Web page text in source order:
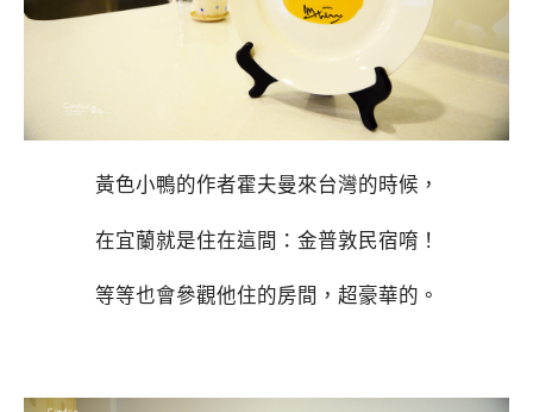
黃色小鴨的作者霍夫曼來台灣的時候，
在宜蘭就是住在這間：金普敦民宿唷！
等等也會參觀他住的房間，超豪華的。